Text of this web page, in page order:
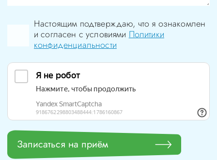
Настоящим подтверждаю, что я ознакомлен
и согласен с условиямиПолитики
конфиденциальности
Записаться на приём